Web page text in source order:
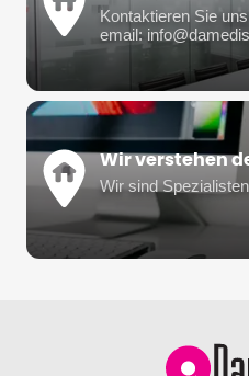
Kontaktieren Sie uns
email:
Wir verstehen
Wir sind